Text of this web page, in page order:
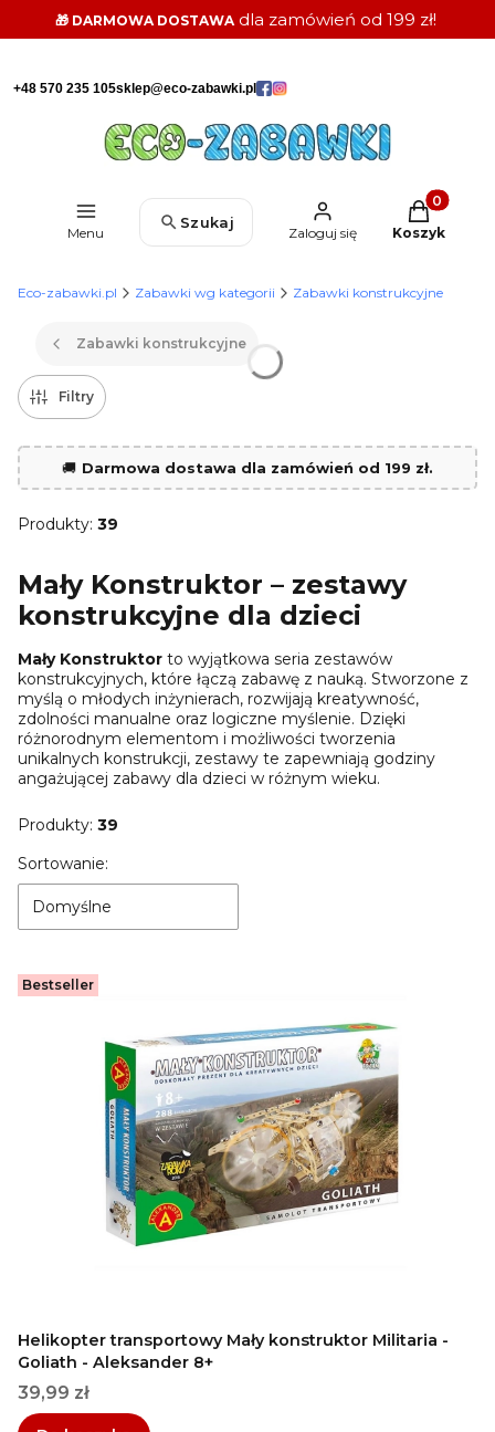
🎁 DARMOWA DOSTAWAdla zamówień od 199 zł!
+48 570 235 105sklep@eco-zabawki.pl
Menu
Szukaj
Zaloguj się
Produkty w
Koszyk
Eco-zabawki.pl Zabawki wg kategorii Zabawki konstrukcyjne
Zabawki konstrukcyjne
Filtry
🚚 Darmowa dostawa dla zamówień od 199 zł.
Produkty: 39
Mały Konstruktor – zestawy
konstrukcyjne dla dzieci
Mały Konstruktor to wyjątkowa seria zestawów
konstrukcyjnych, które łączą zabawę z nauką. Stworzone z
myślą o młodych inżynierach, rozwijają kreatywność,
zdolności manualne oraz logiczne myślenie. Dzięki
różnorodnym elementom i możliwości tworzenia
unikalnych konstrukcji, zestawy te zapewniają godziny
angażującej zabawy dla dzieci w różnym wieku.
Produkty: 39
Lista produktów
Sortowanie:
Domyślne
Bestseller
Helikopter transportowy Mały konstruktor Militaria -
Goliath - Aleksander 8+
Cena
39,99 zł